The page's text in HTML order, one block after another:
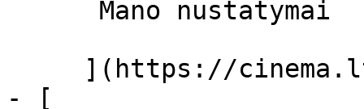
- [